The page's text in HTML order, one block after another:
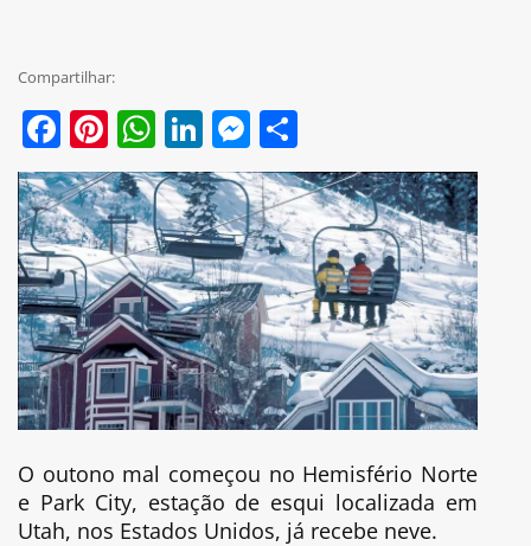
Compartilhar:
Facebook
Pinterest
WhatsApp
LinkedIn
Messenger
O outono mal começou no Hemisfério Norte
e Park City, estação de esqui localizada em
Utah, nos Estados Unidos, já recebe neve.